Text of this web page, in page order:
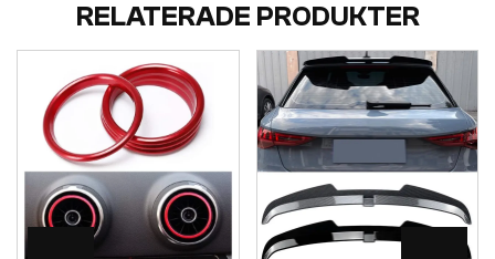
RELATERADE PRODUKTER
Visa